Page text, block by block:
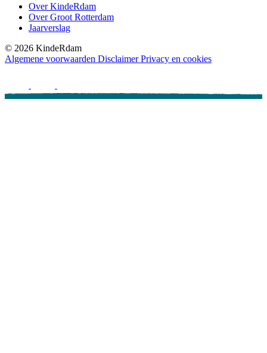
Over KindeRdam
Over Groot Rotterdam
Jaarverslag
© 2026 KindeRdam
Algemene voorwaarden Disclaimer Privacy en cookies